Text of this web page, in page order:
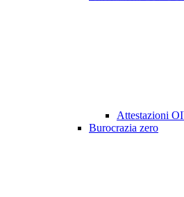
Attestazioni
Burocrazia zero